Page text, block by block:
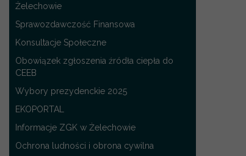
Żelechowie
Sprawozdawczość Finansowa
Konsultacje Społeczne
Obowiązek zgłoszenia źródła ciepła do
CEEB
Wybory prezydenckie 2025
EKOPORTAL
Informacje ZGK w Żelechowie
Ochrona ludności i obrona cywilna